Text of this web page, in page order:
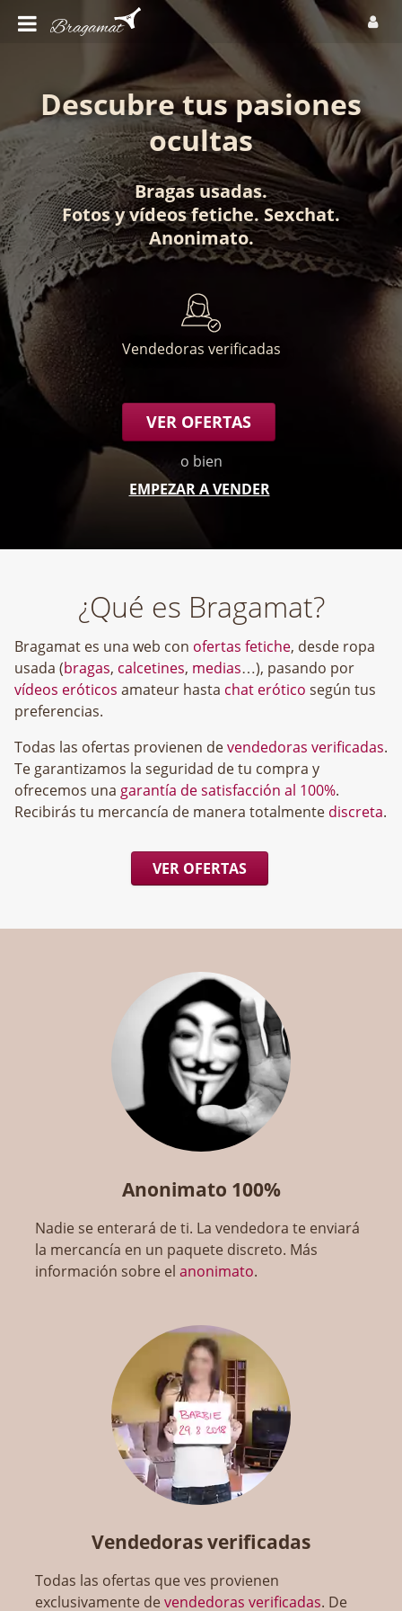
Descubre tus pasiones
ocultas
Bragas usadas.
Fotosyvídeos fetiche. Sexchat.
Anonimato.
Vendedoras verificadas
VER OFERTAS
o bien
EMPEZAR A VENDER
¿Qué es Bragamat?
Bragamat es una web con ofertas fetiche, desde ropa
usada (bragas, calcetines, medias…), pasando por
vídeos eróticos amateur hasta chat erótico según tus
preferencias.
Todas las ofertas provienen devendedoras verificadas.
Te garantizamos la seguridad de tu compra y
ofrecemos una garantía de satisfacción al 100%.
Recibirás tu mercancía de manera totalmente discreta.
VER OFERTAS
Anonimato 100%
Nadie se enterará de ti. La vendedora te enviará
la mercancía en un paquete discreto. Más
información sobre elanonimato.
Vendedoras verificadas
Todas las ofertas que ves provienen
exclusivamente devendedoras verificadas. De